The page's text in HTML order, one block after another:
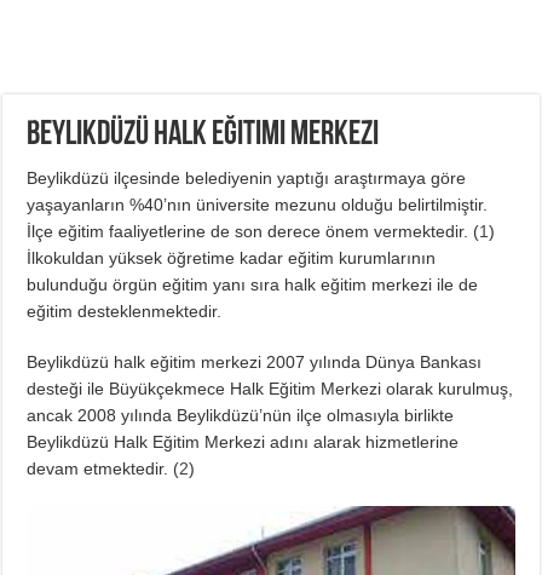
Beylikdüzü Halk Eğitimi Merkezi
Beylikdüzü ilçesinde belediyenin yaptığı araştırmaya göre
yaşayanların %40’nın üniversite mezunu olduğu belirtilmiştir.
İlçe eğitim faaliyetlerine de son derece önem vermektedir. (1)
İlkokuldan yüksek öğretime kadar eğitim kurumlarının
bulunduğu örgün eğitim yanı sıra halk eğitim merkezi ile de
eğitim desteklenmektedir.
Beylikdüzü halk eğitim merkezi 2007 yılında Dünya Bankası
desteği ile Büyükçekmece Halk Eğitim Merkezi olarak kurulmuş,
ancak 2008 yılında Beylikdüzü’nün ilçe olmasıyla birlikte
Beylikdüzü Halk Eğitim Merkezi adını alarak hizmetlerine
devam etmektedir. (2)